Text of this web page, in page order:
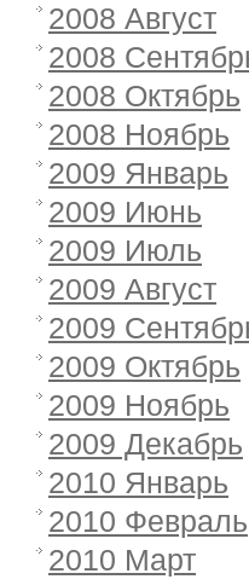
2008 Август
2008
2008 Октябрь
2008 Ноябрь
2009 Январь
2009 Июнь
2009 Июль
2009 Август
2009
2009 Октябрь
2009 Ноябрь
2009 Декабрь
2010 Январь
2010 Февраль
2010 Март